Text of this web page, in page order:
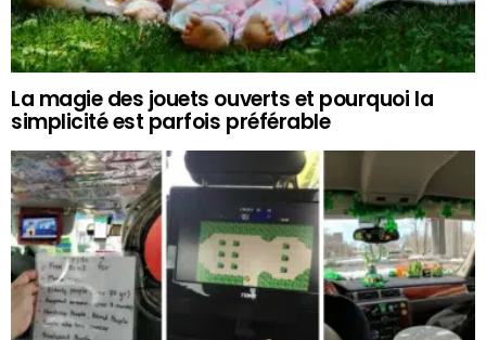
La magie des jouets ouverts et pourquoi la
simplicité est parfois préférable